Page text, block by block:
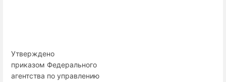
Утверждено
приказом Федерального
агентства по управлению